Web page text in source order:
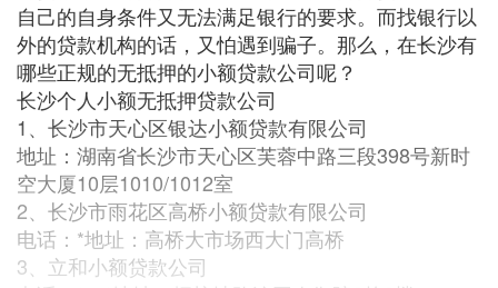
自己的自身条件又无法满足银行的要求。而找银行以
外的贷款机构的话，又怕遇到骗子。那么，在长沙有
哪些正规的无抵押的小额贷款公司呢？
长沙个人小额无抵押贷款公司
1、长沙市天心区银达小额贷款有限公司
地址：湖南省长沙市天心区芙蓉中路三段398号新时
空大厦10层1010/1012室
2、长沙市雨花区高桥小额贷款有限公司
电话：*地址：高桥大市场西大门高桥
3、立和小额贷款公司